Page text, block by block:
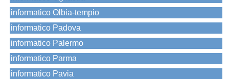
informatico Olbia-tempio
informatico Padova
informatico Palermo
informatico Parma
informatico Pavia